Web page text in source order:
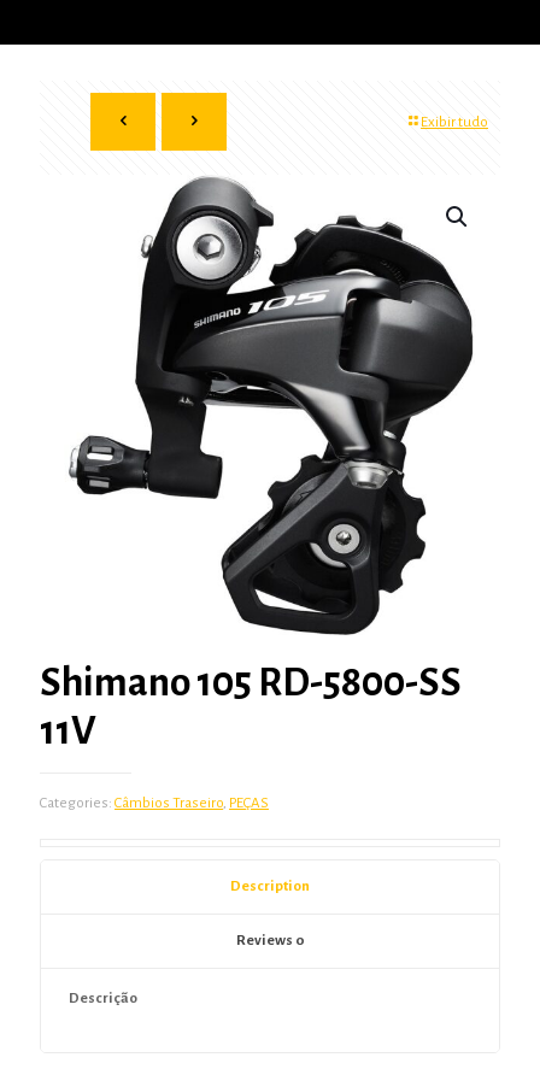
Exibir tudo
Shimano 105 RD-5800-SS
11V
Categories: Câmbios Traseiro, PEÇAS
Description
Reviews 0
Descrição